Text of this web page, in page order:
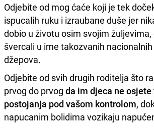
Odjebite od mog ćaće koji je tek
ispucalih ruku i izraubane duše jer
dobio u životu osim svojim žuljevima,
švercali u ime takozvanih
džepova.
Odjebite od svih drugih roditelja što
prvog do prvog da im djeca ne osjete
postojanja pod vašom kontrolom,
napucanim bolidima vozikaju